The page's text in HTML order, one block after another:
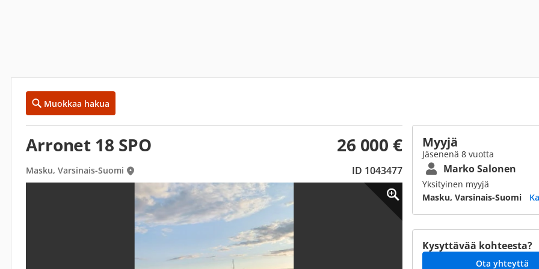
Muokkaa hakua
Arronet 18 SPO 26 000 €
Masku, Varsinais-Suomi ID 1043477
Myyjä
Jäsenenä 8 vuotta
Marko Salonen
Yksityinen myyjä
Masku, Varsinais-Suomi
Kysyttävää kohteesta?
Ota yhteyttä